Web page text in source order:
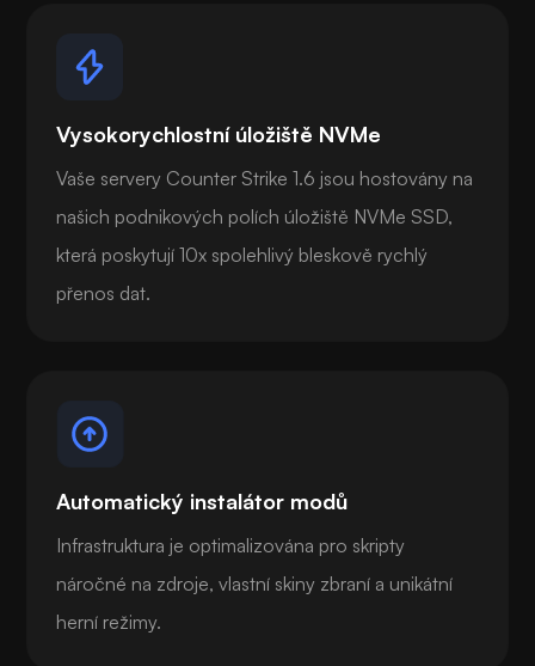
Vysokorychlostní úložiště NVMe
Vaše servery Counter Strike 1.6 jsou hostovány na
našich podnikových polích úložiště NVMe SSD,
která poskytují 10x spolehlivý bleskově rychlý
přenos dat.
Automatický instalátor modů
Infrastruktura je optimalizována pro skripty
náročné na zdroje, vlastní skiny zbraní a unikátní
herní režimy.